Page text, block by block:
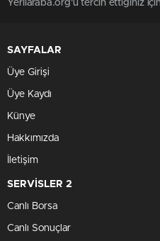
Yerliaraba.org'u tercih ettiğiniz
SAYFALAR
Üye Girişi
Üye Kaydı
Künye
Hakkımızda
İletişim
SERVİSLER 2
Canlı Borsa
Canlı Sonuçlar